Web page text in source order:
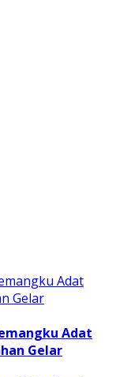
Adat
Gelar